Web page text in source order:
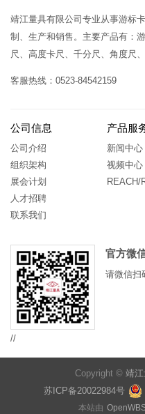
靖江量具有限公司专业从事游标
制、生产和销售。主要产品有：
尺、高度卡尺、千分尺、角度尺
客服热线：0523-84542159
公司信息
公司介绍
组织架构
展会计划
人才招聘
联系我们
产品服
新闻中心
视频中心
REACH/
官方微
请微信扫
//
Copyright © 靖
苏ICP备20022984号
本站由